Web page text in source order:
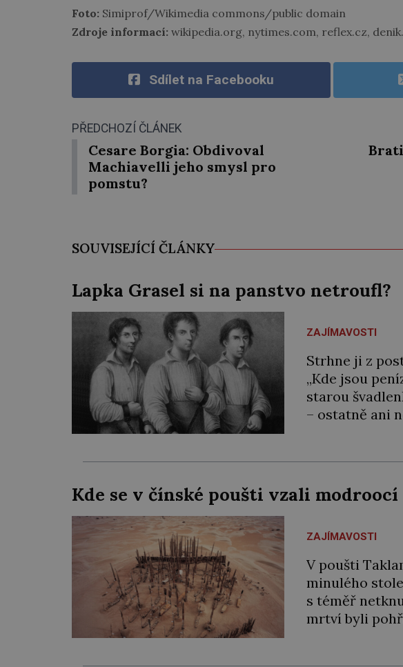
Foto: Simiprof/Wikimedia commons/public domain
Zdroje informací: wikipedia.org, nytimes.com, reflex.cz,
Sdílet na Facebooku
PŘEDCHOZÍ ČLÁNEK
Cesare Borgia: Obdivoval
Machiavelli jeho smysl pro
pomstu?
SOUVISEJÍCÍ ČLÁNKY
Lapka Grasel si na panstvo netroufl?
ZAJÍMAVOSTI
Strhne ji z
„Kde jsou
starou
– ostatně ani
umírá. Je to
činy budí
smrti […]
Kde se v čínské poušti vzali modroocí
ZAJÍMAVOSTI
V poušti
minulého
s téměř
mrtví byli